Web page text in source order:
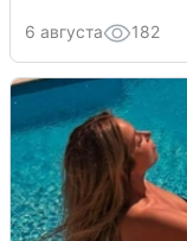
6 августа 182